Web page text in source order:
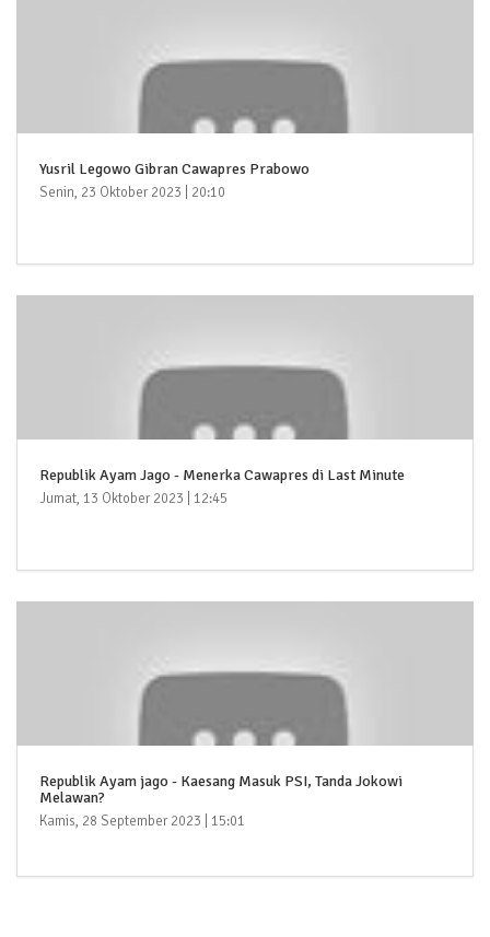
Yusril Legowo Gibran Cawapres Prabowo
Senin, 23 Oktober 2023 | 20:10
Republik Ayam Jago - Menerka Cawapres di Last Minute
Jumat, 13 Oktober 2023 | 12:45
Republik Ayam jago - Kaesang Masuk PSI, Tanda Jokowi
Melawan?
Kamis, 28 September 2023 | 15:01